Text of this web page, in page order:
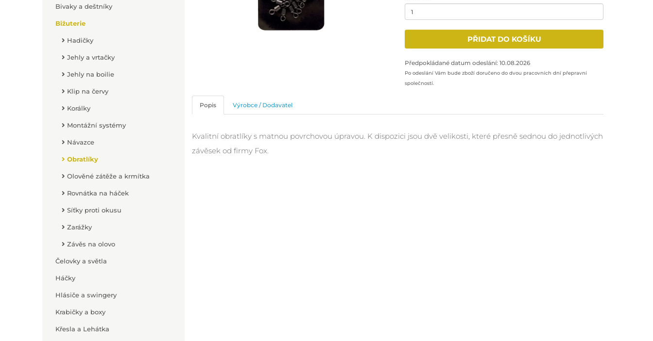
Bivaky a deštníky
Bižuterie
Hadičky
Jehly a vrtačky
Jehly na boilie
Klip na červy
Korálky
Montážní systémy
Návazce
Obratlíky
Olověné zátěže a krmítka
Rovnátka na háček
Síťky proti okusu
Zarážky
Závěs na olovo
Čelovky a světla
Háčky
Hlásiče a swingery
Krabičky a boxy
Křesla a Lehátka
PŘIDAT DO KOŠÍKU
Předpokládané datum odeslání: 10.08.2026
Po odeslání Vám bude zboží doručeno do dvou pracovních dní přepravní
společností.
Popis Výrobce / Dodavatel
Kvalitní obratlíky s matnou povrchovou úpravou. K dispozici jsou dvě velikosti, které přesně sednou do jednotlivých
závěsek od firmy Fox.